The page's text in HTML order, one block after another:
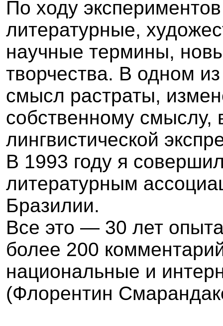
По ходу
литературные,
научные термины,
творчества. В одном
смысл растраты,
собственному смыслу,
лингвистической
В 1993 году я
литературным
Бразилии.
Все это — 30 лет
более 200
национальные и
(Флорентин